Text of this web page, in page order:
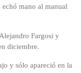
mano al manual
Fargosi y
diciembre.
y sólo apareció en la